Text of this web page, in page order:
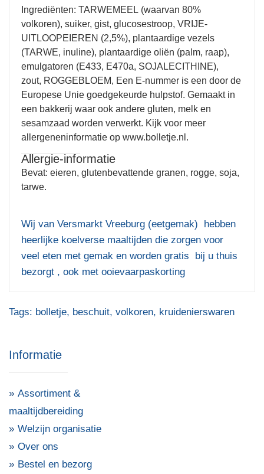
Ingrediënten: TARWEMEEL (waarvan 80%
volkoren), suiker, gist, glucosestroop, VRIJE-
UITLOOPEIEREN (2,5%), plantaardige vezels
(TARWE, inuline), plantaardige oliën (palm, raap),
emulgatoren (E433, E470a, SOJALECITHINE),
zout, ROGGEBLOEM, Een E-nummer is een door de
Europese Unie goedgekeurde hulpstof. Gemaakt in
een bakkerij waar ook andere gluten, melk en
sesamzaad worden verwerkt. Kijk voor meer
allergeneninformatie op www.bolletje.nl.
Allergie-informatie
Bevat: eieren, glutenbevattende granen, rogge, soja,
tarwe.
Wij van Versmarkt Vreeburg (eetgemak) hebben
heerlijke koelverse maaltijden die zorgen voor
veel eten met gemak en worden gratis bij u thuis
bezorgt , ook met ooievaarpaskorting
Tags: bolletje, beschuit, volkoren, kruidenierswaren
Informatie
Assortiment &
maaltijdbereiding
Welzijn organisatie
Over ons
Bestel en bezorg